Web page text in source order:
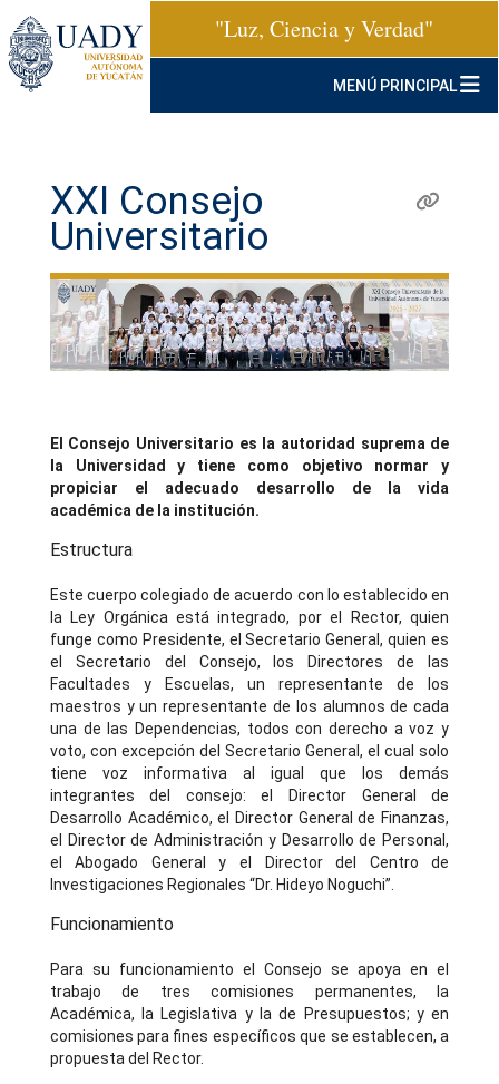
"Luz, Ciencia y Verdad"
MENÚ PRINCIPAL
XXI Consejo
Universitario
El Consejo Universitario es la autoridad suprema de
la Universidad y tiene como objetivo normar y
propiciar el adecuado desarrollo de la vida
académica de la institución.
Estructura
Este cuerpo colegiado de acuerdo con lo establecido en
la Ley Orgánica está integrado, por el Rector, quien
funge como Presidente, el Secretario General, quien es
el Secretario del Consejo, los Directores de las
Facultades y Escuelas, un representante de los
maestros y un representante de los alumnos de cada
una de las Dependencias, todos con derecho a voz y
voto, con excepción del Secretario General, el cual solo
tiene voz informativa al igual que los demás
integrantes del consejo: el Director General de
Desarrollo Académico, el Director General de Finanzas,
el Director de Administración y Desarrollo de Personal,
el Abogado General y el Director del Centro de
Investigaciones Regionales “Dr. Hideyo Noguchi”.
Funcionamiento
Para su funcionamiento el Consejo se apoya en el
trabajo de tres comisiones permanentes, la
Académica, la Legislativa y la de Presupuestos; y en
comisiones para fines específicos que se establecen, a
propuesta del Rector.